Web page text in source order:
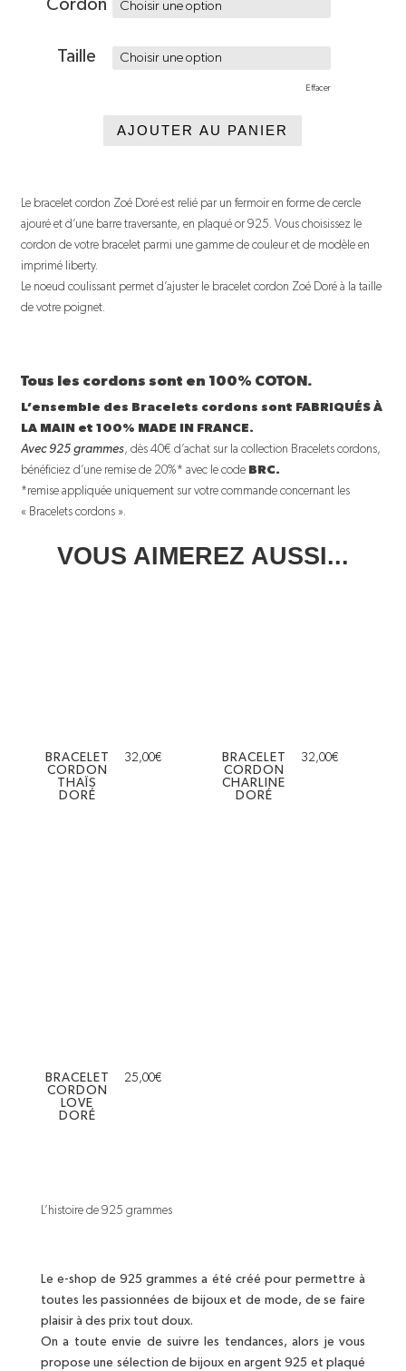
Cordon
Taille
Effacer
AJOUTER AU PANIER
Le bracelet cordon Zoé Doré est relié par un fermoir en forme de cercle
ajouré et d’une barre traversante, en plaqué or 925. Vous choisissez le
cordon de votre bracelet parmi une gamme de couleur et de modèle en
imprimé liberty.
Le noeud coulissant permet d’ajuster le bracelet cordon Zoé Doré à la taille
de votre poignet.
Tous les cordons sont en 100% COTON.
L’ensemble des Bracelets cordons sont FABRIQUÉS À
LA MAIN et 100% MADE IN FRANCE.
Avec 925 grammes, dès 40€ d’achat sur la collection Bracelets cordons,
bénéficiez d’une remise de 20%* avec le code BRC.
*remise appliquée uniquement sur votre commande concernant les
« Bracelets cordons ».
VOUS AIMEREZ AUSSI...
BRACELET
CORDON
THAÏS
DORÉ
32,00€
BRACELET
CORDON
CHARLINE
DORÉ
32,00€
BRACELET
CORDON
LOVE
DORÉ
25,00€
L’histoire de 925 grammes
Le e-shop de 925 grammes a été créé pour permettre à
toutes les passionnées de bijoux et de mode, de se faire
plaisir à des prix tout doux.
On a toute envie de suivre les tendances, alors je vous
propose une sélection de bijoux en argent 925 et plaqué